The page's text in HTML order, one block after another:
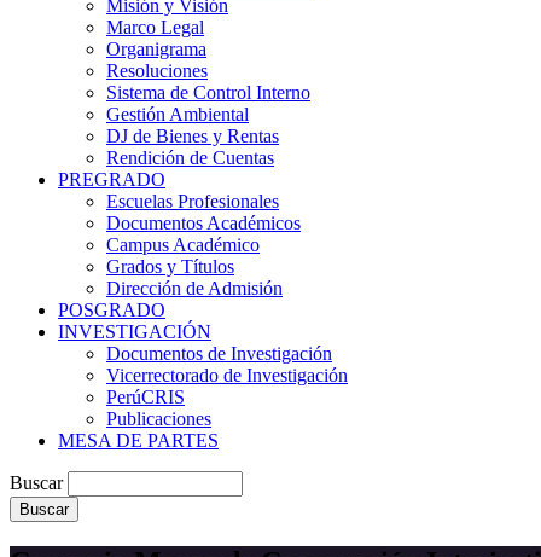
Misión y Visión
Marco Legal
Organigrama
Resoluciones
Sistema de Control Interno
Gestión Ambiental
DJ de Bienes y Rentas
Rendición de Cuentas
PREGRADO
Escuelas Profesionales
Documentos Académicos
Campus Académico
Grados y Títulos
Dirección de Admisión
POSGRADO
INVESTIGACIÓN
Documentos de Investigación
Vicerrectorado de Investigación
PerúCRIS
Publicaciones
MESA DE PARTES
Buscar